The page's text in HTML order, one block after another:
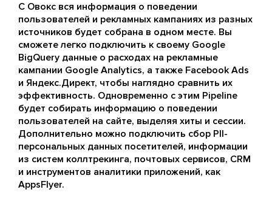
С Овокс вся информация о поведении
пользователей и рекламных кампаниях из разных
источников будет собрана в одном месте. Вы
сможете легко подключить к своему Google
BigQuery данные о расходах на рекламные
кампании Google Analytics, а также Facebook Ads
и Яндекс.Директ, чтобы наглядно сравнить их
эффективность. Одновременно с этим Pipeline
будет собирать информацию о поведении
пользователей на сайте, выделяя хиты и сессии.
Дополнительно можно подключить сбор PII-
персональных данных посетителей, информации
из систем коллтрекинга, почтовых сервисов, CRM
и инструментов аналитики приложений, как
AppsFlyer.